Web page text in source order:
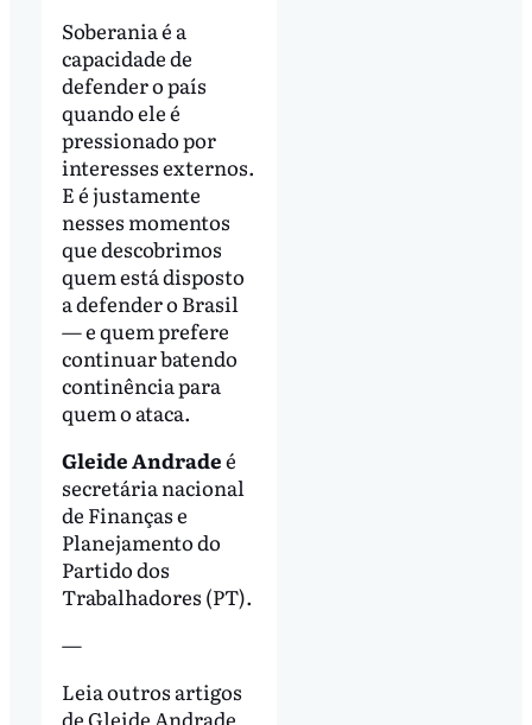
Soberania é a
capacidade de
defender o país
quando ele é
pressionado por
interesses externos.
E é justamente
nesses momentos
que descobrimos
quem está disposto
a defender o Brasil
— e quem prefere
continuar batendo
continência para
quem o ataca.
Gleide Andradeé
secretária nacional
de Finanças e
Planejamento do
Partido dos
Trabalhadores (PT).
—
Leia outros artigos
de Gleide Andrade